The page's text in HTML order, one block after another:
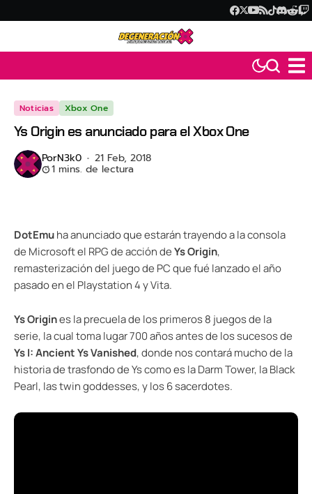
Noticias Xbox One
Ys Origin es anunciado para el Xbox One
PorN3k0 21 Feb, 2018
1 mins. de lectura
DotEmuha anunciado que estarán trayendo a la consola
de Microsoft el RPG de acción deYs Origin,
remasterización del juego de PC que fué lanzado el año
pasado en el Playstation 4 y Vita.
Ys Origines la precuela de los primeros 8 juegos de la
serie, la cual toma lugar 700 años antes de los sucesos de
Ys I: Ancient Ys Vanished, donde nos contará mucho de la
historia de trasfondo de Ys como es la Darm Tower, la Black
Pearl, las twin goddesses, y los 6 sacerdotes.